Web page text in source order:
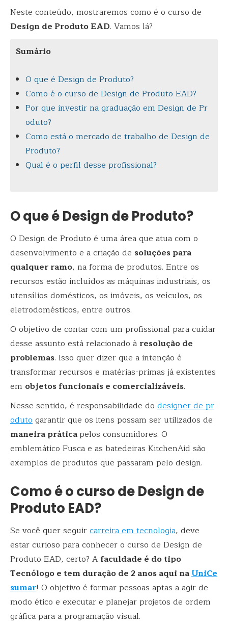
Neste conteúdo, mostraremos como é o curso de
Design de Produto EAD. Vamos lá?
Sumário
O que é Design de Produto?
Como é o curso de Design de Produto EAD?
Por que investir na graduação em Design de Pr
oduto?
Como está o mercado de trabalho de Design de
Produto?
Qual é o perfil desse profissional?
O que é Design de Produto?
O Design de Produto é uma área que atua com o
desenvolvimento e a criação de soluções para
qualquer ramo, na forma de produtos. Entre os
recursos estão incluídos as máquinas industriais, os
utensílios domésticos, os imóveis, os veículos, os
eletrodomésticos, entre outros.
O objetivo de contar com um profissional para cuidar
desse assunto está relacionado à resolução de
problemas. Isso quer dizer que a intenção é
transformar recursos e matérias-primas já existentes
em objetos funcionais e comercializáveis.
Nesse sentido, é responsabilidade do designer de pr
odutogarantir que os itens possam ser utilizados de
maneira práticapelos consumidores. O
emblemático Fusca e as batedeiras KitchenAid são
exemplos de produtos que passaram pelo design.
Como é o curso de Design de
Produto EAD?
Se você quer seguircarreira em tecnologia, deve
estar curioso para conhecer o curso de Design de
Produto EAD, certo? Afaculdade é do tipo
Tecnólogo e tem duração de 2 anos aqui naUniCe
sumar! O objetivo é formar pessoas aptas a agir de
modo ético e executar e planejar projetos de ordem
gráfica para a programação visual.